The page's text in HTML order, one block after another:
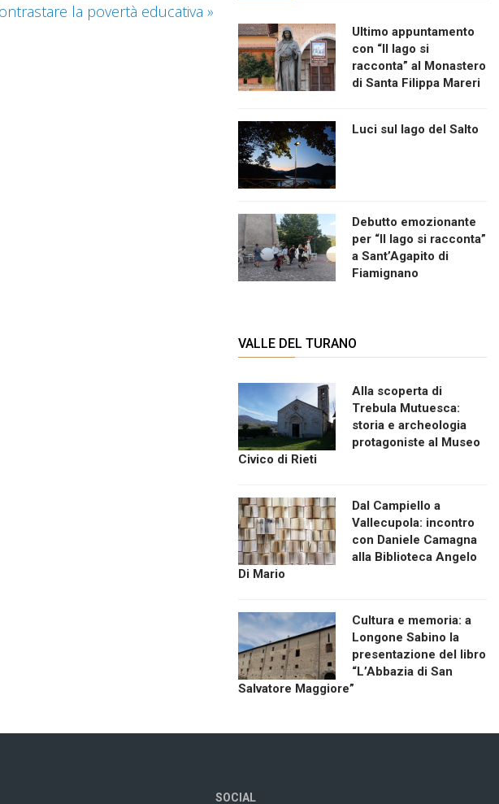
la povertà educativa »
Ultimo appuntamento
con “Il lago si
racconta” al Monastero
di Santa Filippa Mareri
Luci sul lago del Salto
Debutto emozionante
per “Il lago si racconta”
a Sant’Agapito di
Fiamignano
VALLE DEL TURANO
Alla scoperta di
Trebula Mutuesca:
storia e archeologia
protagoniste al Museo
Civico di Rieti
Dal Campiello a
Vallecupola: incontro
con Daniele Camagna
alla Biblioteca Angelo
Di Mario
Cultura e memoria: a
Longone Sabino la
presentazione del libro
“L’Abbazia di San
Salvatore Maggiore”
SOCIAL